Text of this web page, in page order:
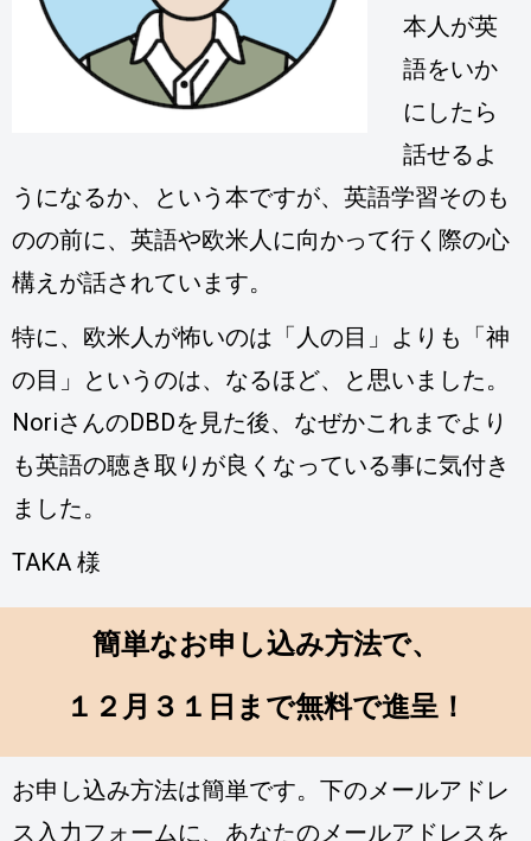
本人が英
語をいか
にしたら
話せるよ
うになるか、という本ですが、英語学習そのも
のの前に、英語や欧米人に向かって行く際の心
構えが話されています。
特に、欧米人が怖いのは「人の目」よりも「神
の目」というのは、なるほど、と思いました。
NoriさんのDBDを見た後、なぜかこれまでより
も英語の聴き取りが良くなっている事に気付き
ました。
TAKA 様
簡単なお申し込み方法で、
１２月３１日まで無料で進呈！
お申し込み方法は簡単です。下のメールアドレ
ス入力フォームに、あなたのメールアドレスを